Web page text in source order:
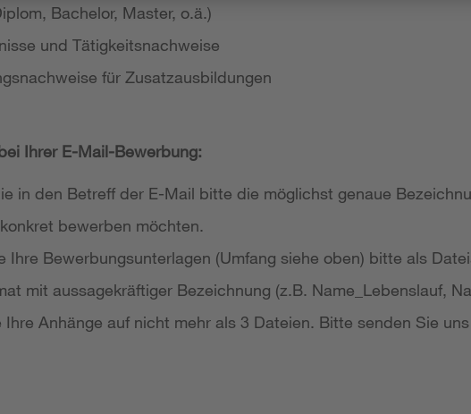
Bachelor, Master, o.ä.)
und Tätigkeitsnachweise
für Zusatzausbildungen
Ihrer E-Mail-Bewerbung:
in den Betreff der E-Mail bitte die möglichst genaue
bewerben möchten.
Ihre Bewerbungsunterlagen (Umfang siehe oben) bitte als
mit aussagekräftiger Bezeichnung (z.B. Name_Lebenslauf,
Ihre Anhänge auf nicht mehr als 3 Dateien. Bitte senden Sie